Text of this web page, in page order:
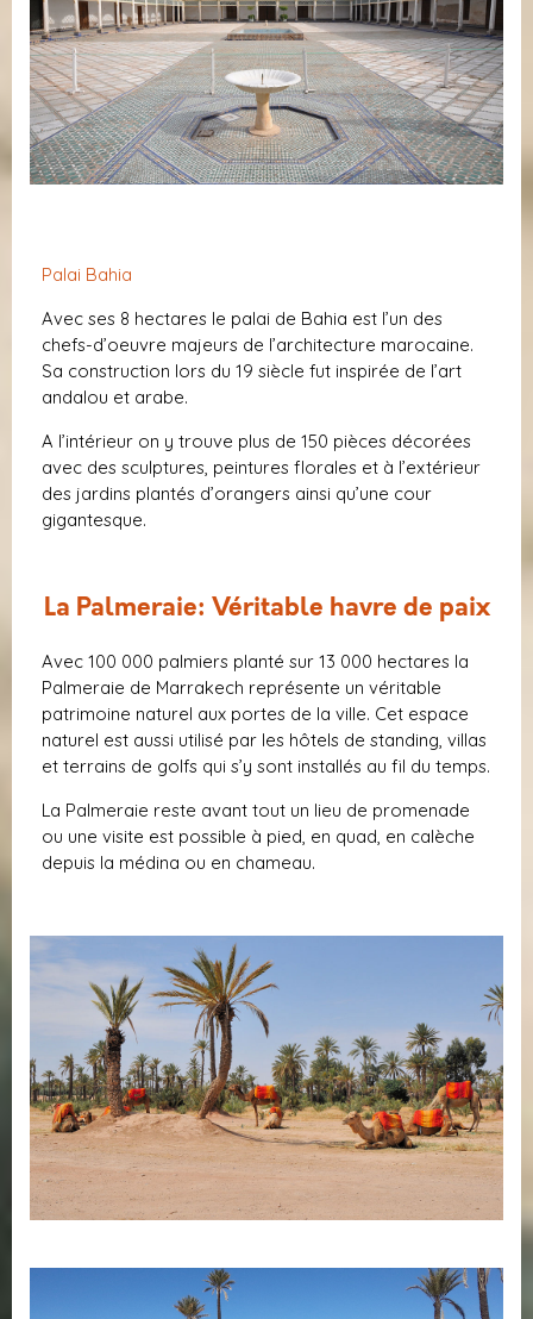
Palai Bahia
Avec ses 8 hectares le palai de Bahia est l’un des
chefs-d’oeuvre majeurs de l’architecture marocaine.
Sa construction lors du 19 siècle fut inspirée de l’art
andalou et arabe.
A l’intérieur on y trouve plus de 150 pièces décorées
avec des sculptures, peintures florales et à l’extérieur
des jardins plantés d’orangers ainsi qu’une cour
gigantesque.
La Palmeraie: Véritable havre de paix
Avec 100 000 palmiers planté sur 13 000 hectares la
Palmeraie de Marrakech représente un véritable
patrimoine naturel aux portes de la ville. Cet espace
naturel est aussi utilisé par les hôtels de standing, villas
et terrains de golfs qui s’y sont installés au fil du temps.
La Palmeraie reste avant tout un lieu de promenade
ou une visite est possible à pied, en quad, en calèche
depuis la médina ou en chameau.